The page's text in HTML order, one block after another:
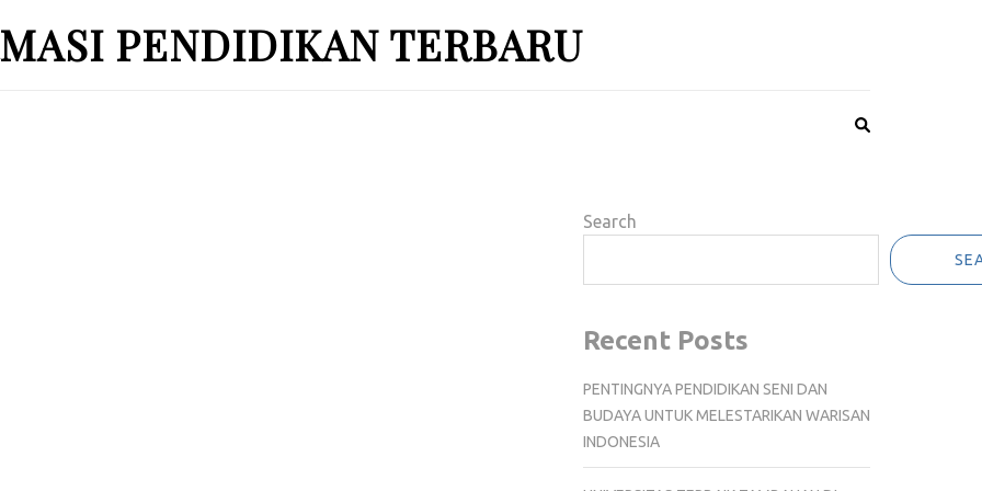
PENDIDIKAN TERBARU
Search
Recent Posts
PENTINGNYA PENDIDIKAN SENI DAN
BUDAYA UNTUK MELESTARIKAN WARISAN
INDONESIA